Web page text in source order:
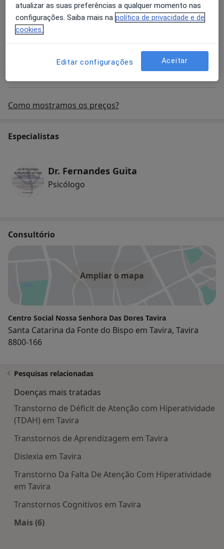
Life Coaching
Como mostramos os preços?
Especialistas
Dr. Fernandes Guita
Psicólogo
Consultório
Ampliar o mapa
Centro Social Nossa Senhora Das Dores Tavira
Santa Catarina da Fonte do Bispo em Tavira, Tavira
8800-166
Pesquisas relacionadas
Doenças mais tratadas
Transtorno de Déficit de Atenção com Hiperatividade
(TDAH) em Tavira
Transtornos de Aprendizagem em Tavira
Dislexia em Tavira
Transtorno Da Falta De Atenção Com Hiperatividade
em Tavira
Transtornos Cognitivos em Tavira
Mais (6)
atualizar as suas preferências a qualquer momento nas
configurações. Saiba mais na política de privacidade e de
cookies.
Editar configurações Aceitar